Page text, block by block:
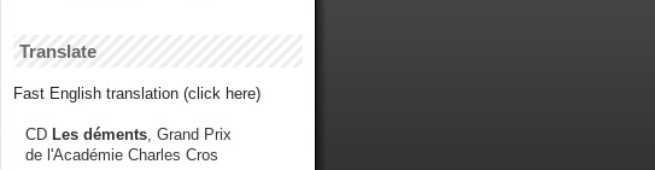
Translate
Fast English translation (click here)
CD Les déments , Grand Prix
de l'Académie Charles Cros